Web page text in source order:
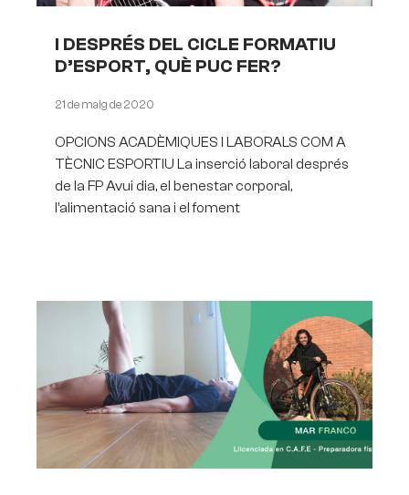
I DESPRÉS DEL CICLE FORMATIU
D’ESPORT, QUÈ PUC FER?
21 de maig de 2020
OPCIONS ACADÈMIQUES I LABORALS COM A
TÈCNIC ESPORTIU La inserció laboral després
de la FP Avui dia, el benestar corporal,
l’alimentació sana i el foment